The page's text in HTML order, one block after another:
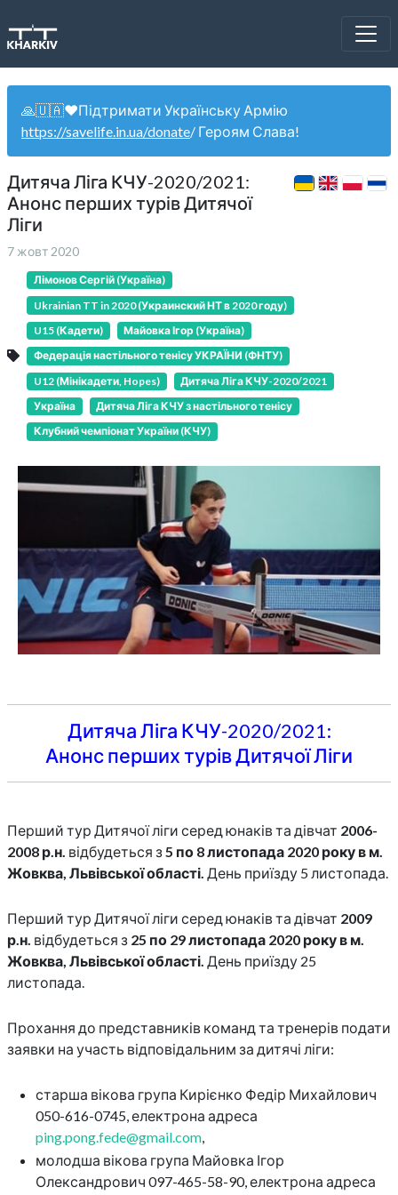
🙏🇺🇦❤️Підтримати Українську Армію
https://savelife.in.ua/donate/ Героям Слава!
Дитяча Ліга КЧУ-2020/2021:
Анонс перших турів Дитячої
Ліги
7 жовт 2020
Лімонов Сергій (Україна)
Ukrainian TT in 2020 (Украинский НТ в 2020 году)
U15 (Кадети)
Майовка Ігор (Україна)
Федерація настільного тенісу УКРАЇНИ (ФНТУ)
U12 (Мінікадети, Hopes)
Дитяча Ліга КЧУ-2020/2021
Україна
Дитяча Ліга КЧУ з настільного тенісу
Клубний чемпіонат України (КЧУ)
Дитяча Ліга КЧУ-2020/2021:
Анонс перших турів Дитячої Ліги
Перший тур Дитячої ліги серед юнаків та дівчат 2006-
2008 р.н. відбудеться з 5 по 8 листопада 2020 року в м.
Жовква, Львівської області. День приїзду 5 листопада.
Перший тур Дитячої ліги серед юнаків та дівчат 2009
р.н. відбудеться з 25 по 29 листопада 2020 року в м.
Жовква, Львівської області. День приїзду 25
листопада.
Прохання до представників команд та тренерів подати
заявки на участь відповідальним за дитячі ліги:
старша вікова група Кирієнко Федір Михайлович
050-616-0745, електрона адреса
ping.pong.fede@gmail.com,
молодша вікова група Майовка Ігор
Олександрович 097-465-58-90, електрона адреса